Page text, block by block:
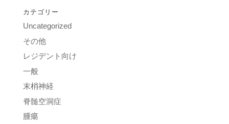
カテゴリー
Uncategorized
その他
レジデント向け
一般
末梢神経
脊髄空洞症
腫瘍